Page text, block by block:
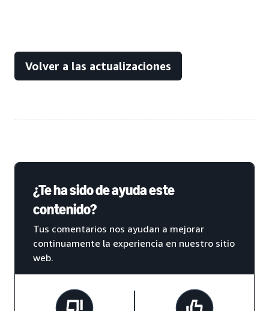
Volver a las actualizaciones
¿Te ha sido de ayuda este
contenido?
Tus comentarios nos ayudan a mejorar
continuamente la experiencia en nuestro sitio
web.